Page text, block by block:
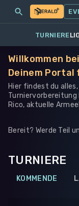
SPIEL
TURNIERE
Willkommen
Deinem Portal
Hier findest du
Rico, aktuelle
Bereit? Werde Teil
TURNIERE
KOMMENDE